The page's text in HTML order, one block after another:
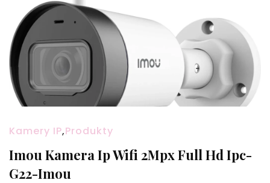
Kamery IP,Produkty
Imou Kamera Ip Wifi 2Mpx Full Hd Ipc-
G22-Imou